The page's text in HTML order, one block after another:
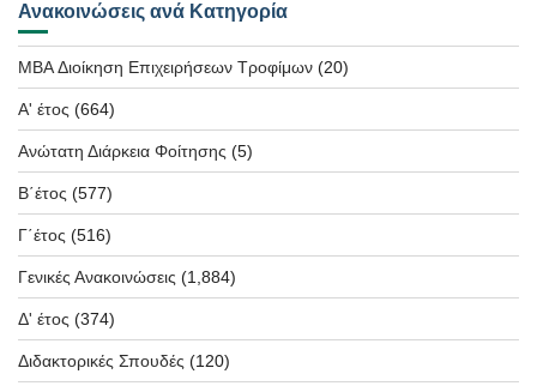
Ανακοινώσεις ανά Κατηγορία
MBA Διοίκηση Επιχειρήσεων Τροφίμων (20)
Α' έτος (664)
Ανώτατη Διάρκεια Φοίτησης (5)
Β΄έτος (577)
Γ΄έτος (516)
Γενικές Ανακοινώσεις (1,884)
Δ' έτος (374)
Διδακτορικές Σπουδές (120)